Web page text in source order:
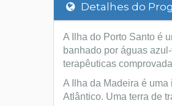
Detalhes do
A Ilha do Porto Santo é
banhado por águas
terapêuticas
A Ilha da Madeira é
Atlântico. Uma terra de